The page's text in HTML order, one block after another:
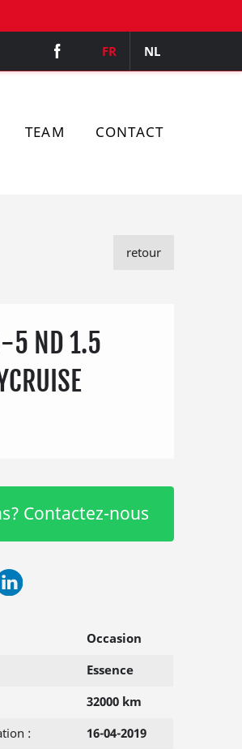
FR NL
TEAM CONTACT
retour
5 ND 1.5
Contactez-nous
Occasion
Essence
32000 km
:
16-04-2019